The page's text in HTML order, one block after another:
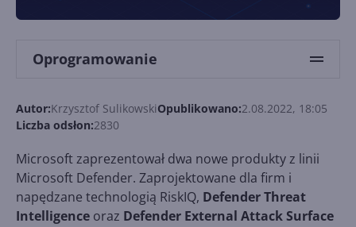
Oprogramowanie
Autor:Krzysztof SulikowskiOpublikowano:2.08.2022, 18:05
Liczba odsłon:2830
Microsoft zaprezentował dwa nowe produkty z linii
Microsoft Defender. Zaprojektowane dla firm i
napędzane technologią RiskIQ, Defender Threat
Intelligence oraz Defender External Attack Surface